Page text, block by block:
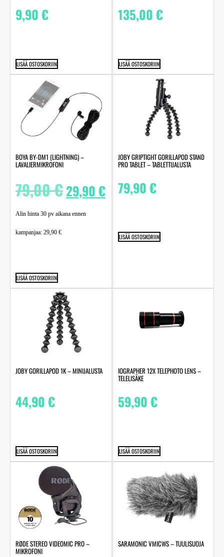
9,90€
LISÄÄ OSTOSKORIIN
135,00€
LISÄÄ OSTOSKORIIN
BOYA BY-DM1 (LIGHTNING) –
LAVALIERMIKROFONI
79,00€29,90€
Alin hinta 30 pv aikana ennen
kampanjaa: 29,90 €
LISÄÄ OSTOSKORIIN
JOBY GRIPTIGHT GORILLAPOD STAND
PRO TABLET – TABLETTIJALUSTA
79,90€
LISÄÄ OSTOSKORIIN
JOBY GORILLAPOD 1K – MINIJALUSTA
44,90€
LISÄÄ OSTOSKORIIN
IOGRAPHER 12X TELEPHOTO LENS –
TELELISÄKE
59,90€
LISÄÄ OSTOSKORIIN
RØDE STEREO VIDEOMIC PRO –
MIKROFONI
SARAMONIC VMICWS – TUULISUOJA